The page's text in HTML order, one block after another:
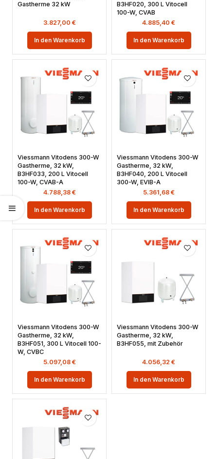
Gastherme 32 kW
3.827,00 €
In den Warenkorb
B3HF020, 300 L Vitocell
100-W, CVAB
4.885,40 €
In den Warenkorb
Viessmann Vitodens 300-W
Gastherme, 32 kW,
B3HF033, 200 L Vitocell
100-W, CVAB-A
4.788,38 €
In den Warenkorb
Viessmann Vitodens 300-W
Gastherme, 32 kW,
B3HF040, 200 L Vitocell
300-W, EVIB-A
5.361,68 €
In den Warenkorb
Viessmann Vitodens 300-W
Gastherme, 32 kW,
B3HF051, 300 L Vitocell 100-
W, CVBC
5.097,08 €
In den Warenkorb
Viessmann Vitodens 300-W
Gastherme, 32 kW,
B3HF055, mit Zubehör
4.056,32 €
In den Warenkorb